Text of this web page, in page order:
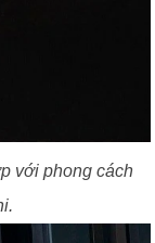
với phong cách